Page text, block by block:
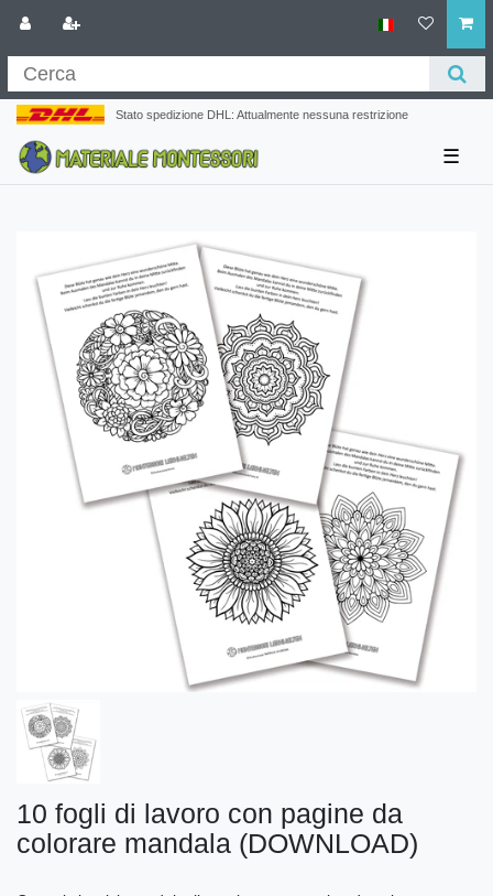
Stato spedizione DHL: Attualmente nessuna restrizione
☰
10 fogli di lavoro con pagine da
colorare mandala (DOWNLOAD)